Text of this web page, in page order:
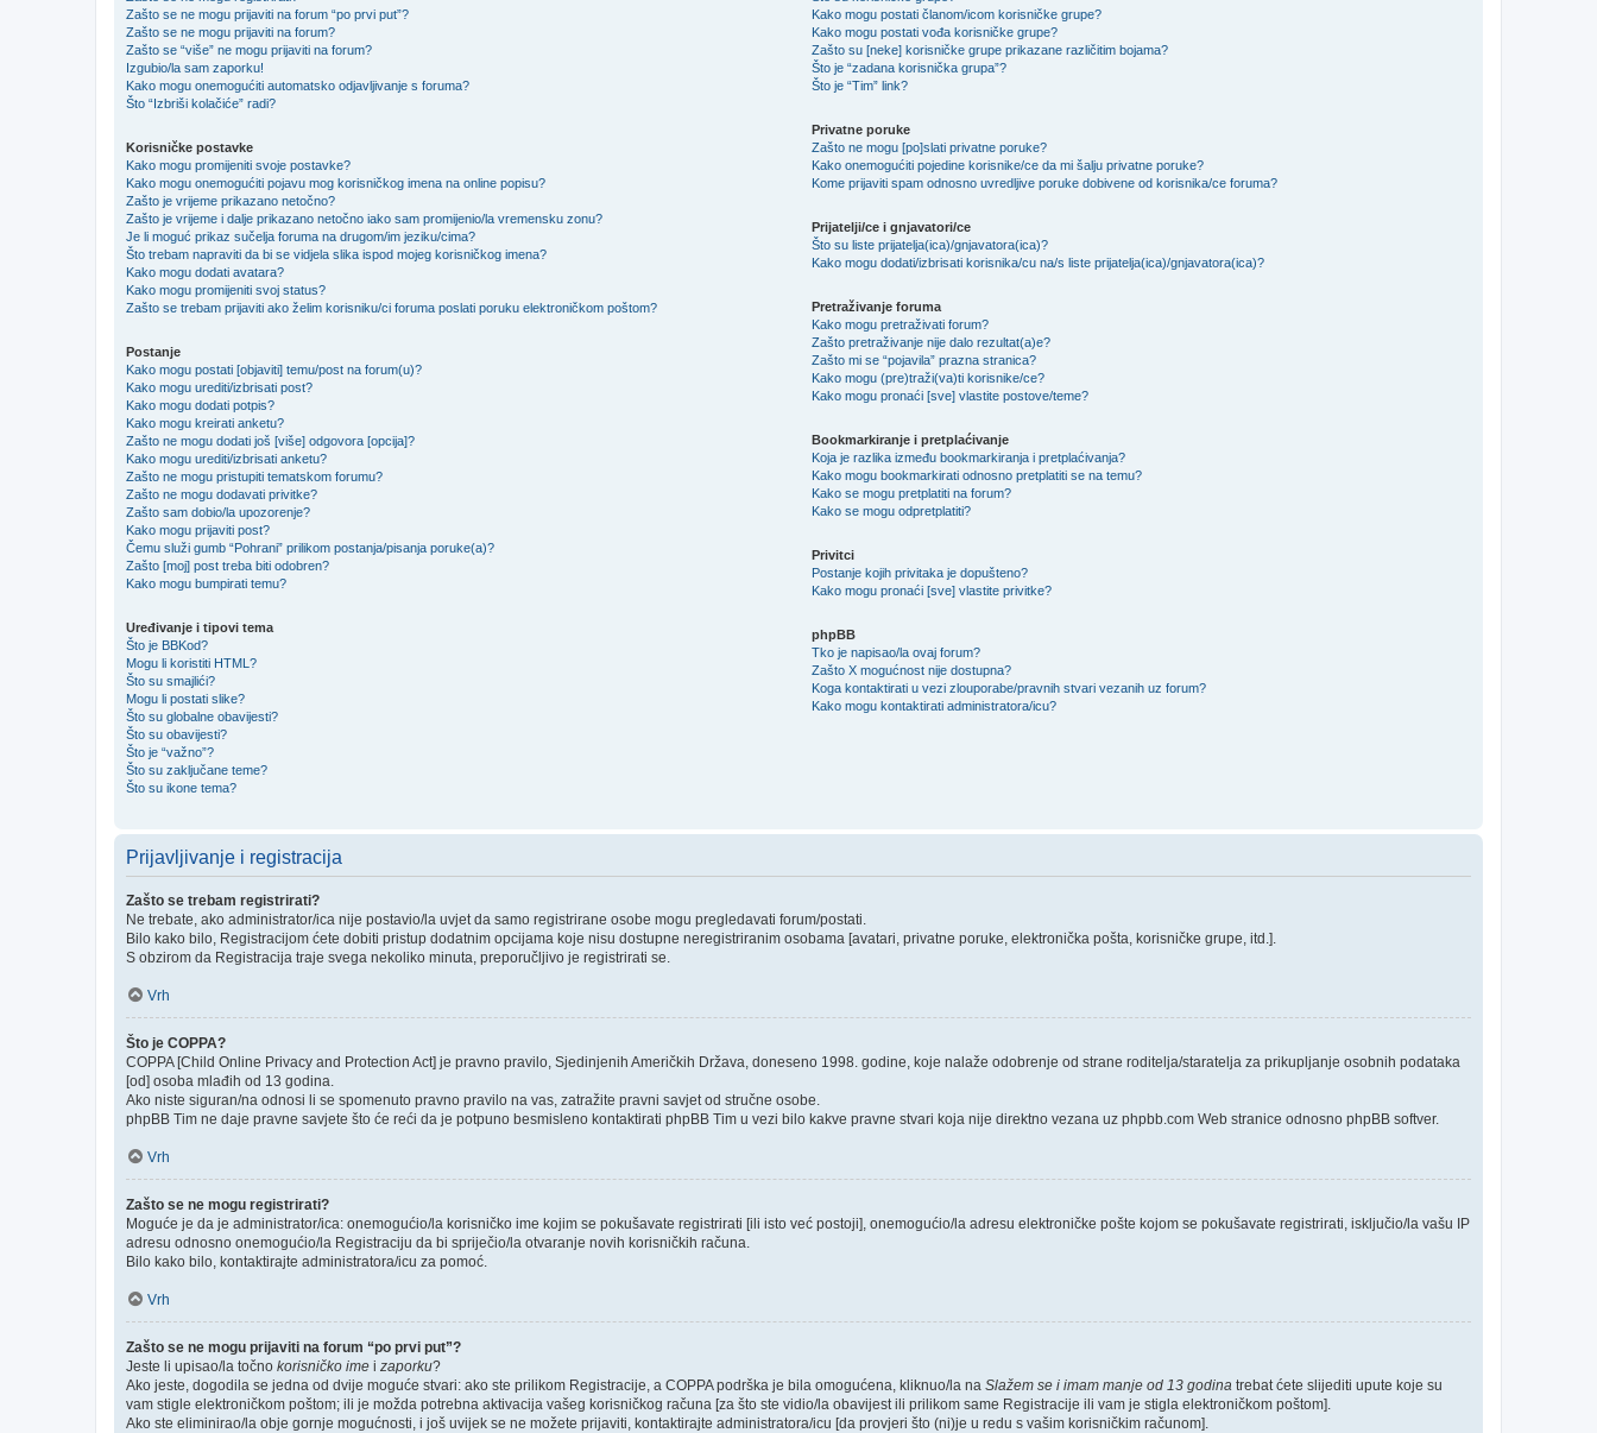
Zašto se ne mogu prijaviti na forum “po prvi put”?
Zašto se ne mogu prijaviti na forum?
Zašto se “više” ne mogu prijaviti na forum?
Izgubio/la sam zaporku!
Kako mogu onemogućiti automatsko odjavljivanje s foruma?
Što “Izbriši kolačiće” radi?
Korisničke postavke
Kako mogu promijeniti svoje postavke?
Kako mogu onemogućiti pojavu mog korisničkog imena na online popisu?
Zašto je vrijeme prikazano netočno?
Zašto je vrijeme i dalje prikazano netočno iako sam promijenio/la vremensku zonu?
Je li moguć prikaz sučelja foruma na drugom/im jeziku/cima?
Što trebam napraviti da bi se vidjela slika ispod mojeg korisničkog imena?
Kako mogu dodati avatara?
Kako mogu promijeniti svoj status?
Zašto se trebam prijaviti ako želim korisniku/ci foruma poslati poruku elektroničkom poštom?
Postanje
Kako mogu postati [objaviti] temu/post na forum(u)?
Kako mogu urediti/izbrisati post?
Kako mogu dodati potpis?
Kako mogu kreirati anketu?
Zašto ne mogu dodati još [više] odgovora [opcija]?
Kako mogu urediti/izbrisati anketu?
Zašto ne mogu pristupiti tematskom forumu?
Zašto ne mogu dodavati privitke?
Zašto sam dobio/la upozorenje?
Kako mogu prijaviti post?
Čemu služi gumb “Pohrani” prilikom postanja/pisanja poruke(a)?
Zašto [moj] post treba biti odobren?
Kako mogu bumpirati temu?
Uređivanje i tipovi tema
Što je BBKod?
Mogu li koristiti HTML?
Što su smajlići?
Mogu li postati slike?
Što su globalne obavijesti?
Što su obavijesti?
Što je “važno”?
Što su zaključane teme?
Što su ikone tema?
Kako mogu postati članom/icom korisničke grupe?
Kako mogu postati vođa korisničke grupe?
Zašto su [neke] korisničke grupe prikazane različitim bojama?
Što je “zadana korisnička grupa”?
Što je “Tim” link?
Privatne poruke
Zašto ne mogu [po]slati privatne poruke?
Kako onemogućiti pojedine korisnike/ce da mi šalju privatne poruke?
Kome prijaviti spam odnosno uvredljive poruke dobivene od korisnika/ce foruma?
Prijatelji/ce i gnjavatori/ce
Što su liste prijatelja(ica)/gnjavatora(ica)?
Kako mogu dodati/izbrisati korisnika/cu na/s liste prijatelja(ica)/gnjavatora(ica)?
Pretraživanje foruma
Kako mogu pretraživati forum?
Zašto pretraživanje nije dalo rezultat(a)e?
Zašto mi se “pojavila” prazna stranica?
Kako mogu (pre)traži(va)ti korisnike/ce?
Kako mogu pronaći [sve] vlastite postove/teme?
Bookmarkiranje i pretplaćivanje
Koja je razlika između bookmarkiranja i pretplaćivanja?
Kako mogu bookmarkirati odnosno pretplatiti se na temu?
Kako se mogu pretplatiti na forum?
Kako se mogu odpretplatiti?
Privitci
Postanje kojih privitaka je dopušteno?
Kako mogu pronaći [sve] vlastite privitke?
phpBB
Tko je napisao/la ovaj forum?
Zašto X mogućnost nije dostupna?
Koga kontaktirati u vezi zlouporabe/pravnih stvari vezanih uz forum?
Kako mogu kontaktirati administratora/icu?
Prijavljivanje i registracija
Zašto se trebam registrirati?
Ne trebate, ako administrator/ica nije postavio/la uvjet da samo registrirane osobe mogu pregledavati forum/postati.
Bilo kako bilo, Registracijom ćete dobiti pristup dodatnim opcijama koje nisu dostupne neregistriranim osobama [avatari, privatne poruke, elektronička pošta, korisničke grupe, itd.].
S obzirom da Registracija traje svega nekoliko minuta, preporučljivo je registrirati se.
Vrh
Što je COPPA?
COPPA [Child Online Privacy and Protection Act] je pravno pravilo, Sjedinjenih Američkih Država, doneseno 1998. godine, koje nalaže odobrenje od strane roditelja/staratelja za prikupljanje osobnih podataka
[od] osoba mlađih od 13 godina.
Ako niste siguran/na odnosi li se spomenuto pravno pravilo na vas, zatražite pravni savjet od stručne osobe.
phpBB Tim ne daje pravne savjete što će reći da je potpuno besmisleno kontaktirati phpBB Tim u vezi bilo kakve pravne stvari koja nije direktno vezana uz phpbb.com Web stranice odnosno phpBB softver.
Vrh
Zašto se ne mogu registrirati?
Moguće je da je administrator/ica: onemogućio/la korisničko ime kojim se pokušavate registrirati [ili isto već postoji], onemogućio/la adresu elektroničke pošte kojom se pokušavate registrirati, isključio/la vašu IP
adresu odnosno onemogućio/la Registraciju da bi spriječio/la otvaranje novih korisničkih računa.
Bilo kako bilo, kontaktirajte administratora/icu za pomoć.
Vrh
Zašto se ne mogu prijaviti na forum “po prvi put”?
Jeste li upisao/la točno korisničko ime i zaporku?
Ako jeste, dogodila se jedna od dvije moguće stvari: ako ste prilikom Registracije, a COPPA podrška je bila omogućena, kliknuo/la na Slažem se i imam manje od 13 godina trebat ćete slijediti upute koje su
vam stigle elektroničkom poštom; ili je možda potrebna aktivacija vašeg korisničkog računa [za što ste vidio/la obavijest ili prilikom same Registracije ili vam je stigla elektroničkom poštom].
Ako ste eliminirao/la obje gornje mogućnosti, i još uvijek se ne možete prijaviti, kontaktirajte administratora/icu [da provjeri što (ni)je u redu s vašim korisničkim računom].